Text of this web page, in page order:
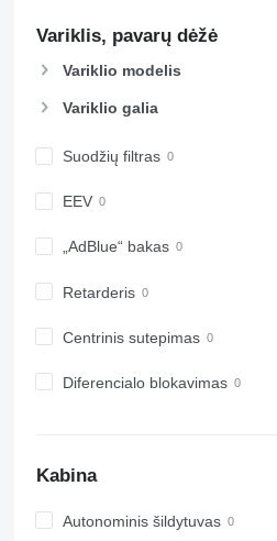
Variklis, pavarų dėžė
Variklio modelis
Variklio galia
Suodžių filtras
EEV
„AdBlue“ bakas
Retarderis
Centrinis sutepimas
Diferencialo blokavimas
Kabina
Autonominis šildytuvas